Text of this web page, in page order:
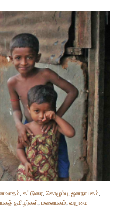
, கட்டுரை, கொழும்பு, ஜனநாயகம்,
தமிழர்கள், மலையகம், வறுமை